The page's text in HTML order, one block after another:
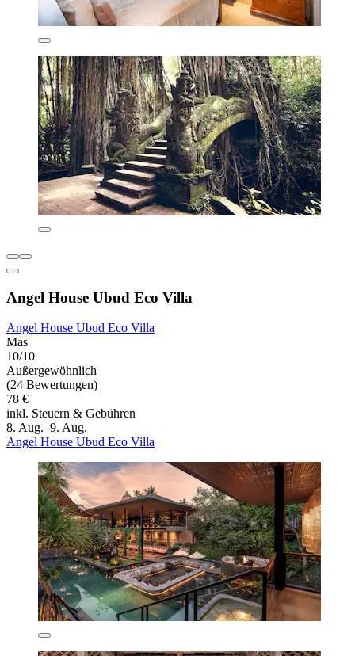
Angel House Ubud Eco Villa
Angel House Ubud Eco Villa
Mas
10/10
Außergewöhnlich
(24 Bewertungen)
78 €
inkl. Steuern & Gebühren
8. Aug.–9. Aug.
Angel House Ubud Eco Villa